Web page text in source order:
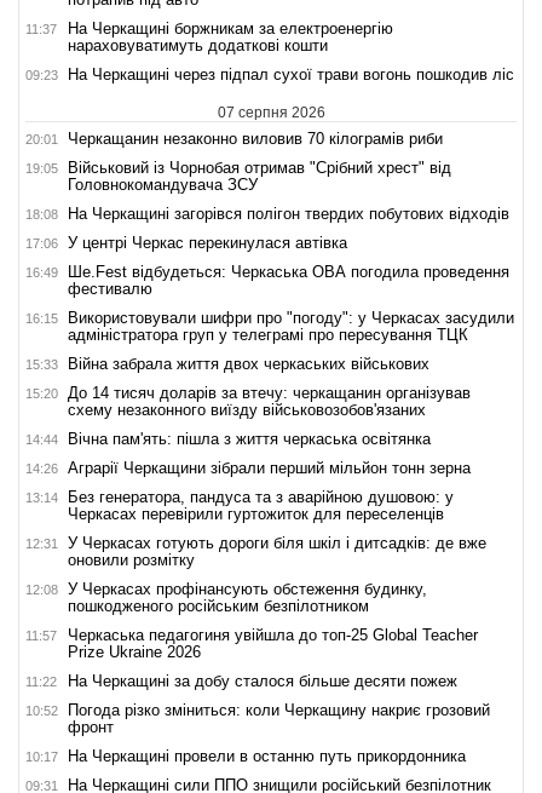
11:37
На Черкащині боржникам за електроенергію
нараховуватимуть додаткові кошти
09:23 На Черкащині через підпал сухої трави вогонь пошкодив ліс
07 серпня 2026
20:01 Черкащанин незаконно виловив 70 кілограмів риби
19:05
Військовий із Чорнобая отримав "Срібний хрест" від
Головнокомандувача ЗСУ
18:08 На Черкащині загорівся полігон твердих побутових відходів
17:06 У центрі Черкас перекинулася автівка
16:49
Ше.Fest відбудеться: Черкаська ОВА погодила проведення
фестивалю
16:15
Використовували шифри про "погоду": у Черкасах засудили
адміністратора груп у телеграмі про пересування ТЦК
15:33 Війна забрала життя двох черкаських військових
15:20
До 14 тисяч доларів за втечу: черкащанин організував
схему незаконного виїзду військовозобов'язаних
14:44 Вічна пам'ять: пішла з життя черкаська освітянка
14:26 Аграрії Черкащини зібрали перший мільйон тонн зерна
13:14
Без генератора, пандуса та з аварійною душовою: у
Черкасах перевірили гуртожиток для переселенців
12:31
У Черкасах готують дороги біля шкіл і дитсадків: де вже
оновили розмітку
12:08
У Черкасах профінансують обстеження будинку,
пошкодженого російським безпілотником
11:57
Черкаська педагогиня увійшла до топ-25 Global Teacher
Prize Ukraine 2026
11:22 На Черкащині за добу сталося більше десяти пожеж
10:52
Погода різко зміниться: коли Черкащину накриє грозовий
фронт
10:17 На Черкащині провели в останню путь прикордонника
09:31 На Черкащині сили ППО знищили російський безпілотник